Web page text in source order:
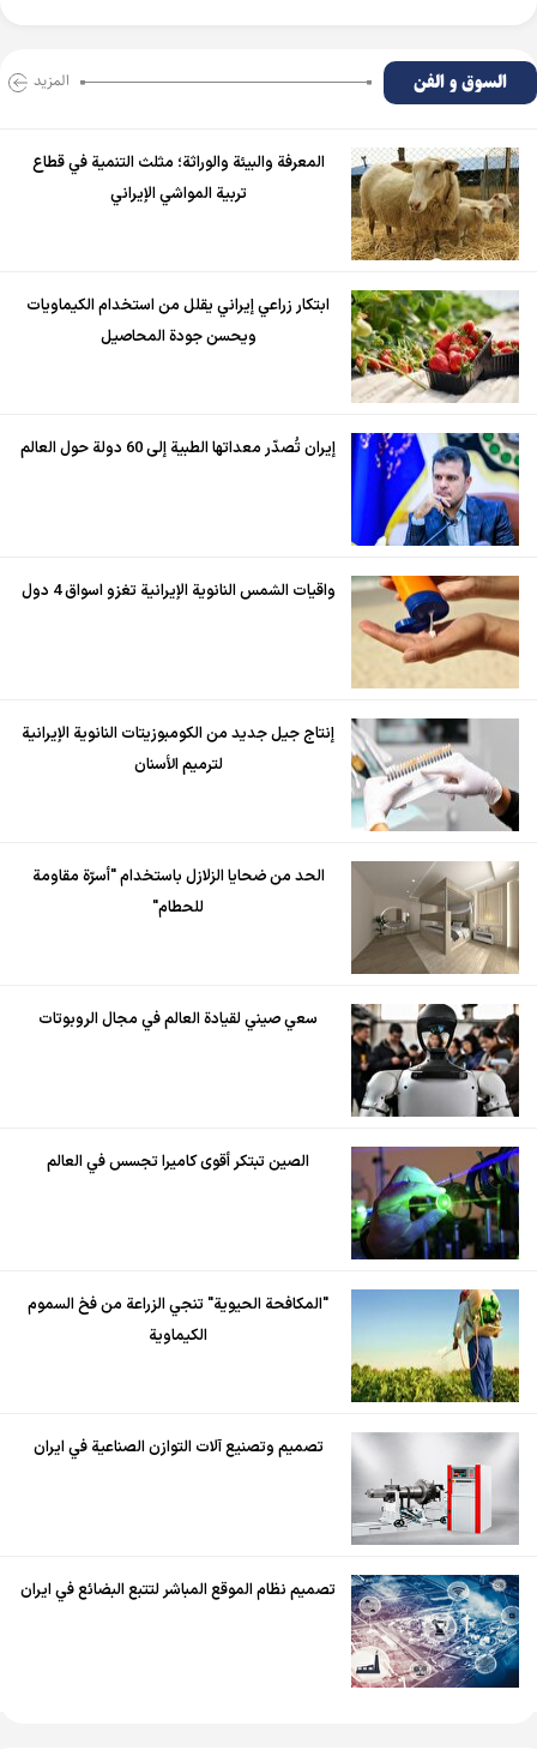
السوق و الفن المزید
المعرفة والبيئة والوراثة؛ مثلث التنمية في قطاع
تربية المواشي الإيراني
ابتكار زراعي إيراني يقلل من استخدام الكيماويات
ويحسن جودة المحاصيل
إيران تُصدّر معداتها الطبية إلى 60 دولة حول العالم
واقيات الشمس النانوية الإيرانية تغزو اسواق 4 دول
إنتاج جيل جديد من الكومبوزيتات النانوية الإيرانية
لترميم الأسنان
الحد من ضحايا الزلازل باستخدام "أسرّة مقاومة
للحطام"
سعي صيني لقيادة العالم في مجال الروبوتات
الصين تبتكر أقوى كاميرا تجسس في العالم
"المكافحة الحيوية" تنجي الزراعة من فخ السموم
الكيماوية
تصميم وتصنيع آلات التوازن الصناعية في ايران
تصميم نظام الموقع المباشر لتتبع البضائع في ايران